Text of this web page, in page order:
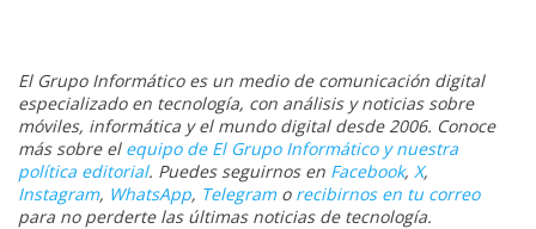
El Grupo Informático es un medio de comunicación digital
especializado en tecnología, con análisis y noticias sobre
móviles, informática y el mundo digital desde 2006. Conoce
más sobre el equipo de El Grupo Informático y nuestra
política editorial. Puedes seguirnos en Facebook, X,
Instagram, WhatsApp, Telegramo recibirnos en tu correo
para no perderte las últimas noticias de tecnología.